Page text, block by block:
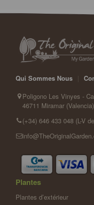
Qui Sommes Nous
Poligono Les Vinyes -
46711 Miramar
(+34) 646 433 048 (L-V
Plantes
Plantes d’extérieur